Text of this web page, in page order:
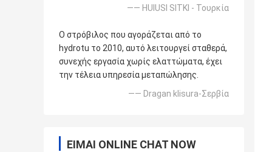
—— HUlUSI SITKI - Τουρκία
Ο στρόβιλος που αγοράζεται από το
hydrotu το 2010, αυτό λειτουργεί σταθερά,
συνεχής εργασία χωρίς ελαττώματα, έχει
την τέλεια υπηρεσία μεταπώλησης.
—— Dragan klisura-Σερβία
ΕΊΜΑΙ ONLINE CHAT NOW